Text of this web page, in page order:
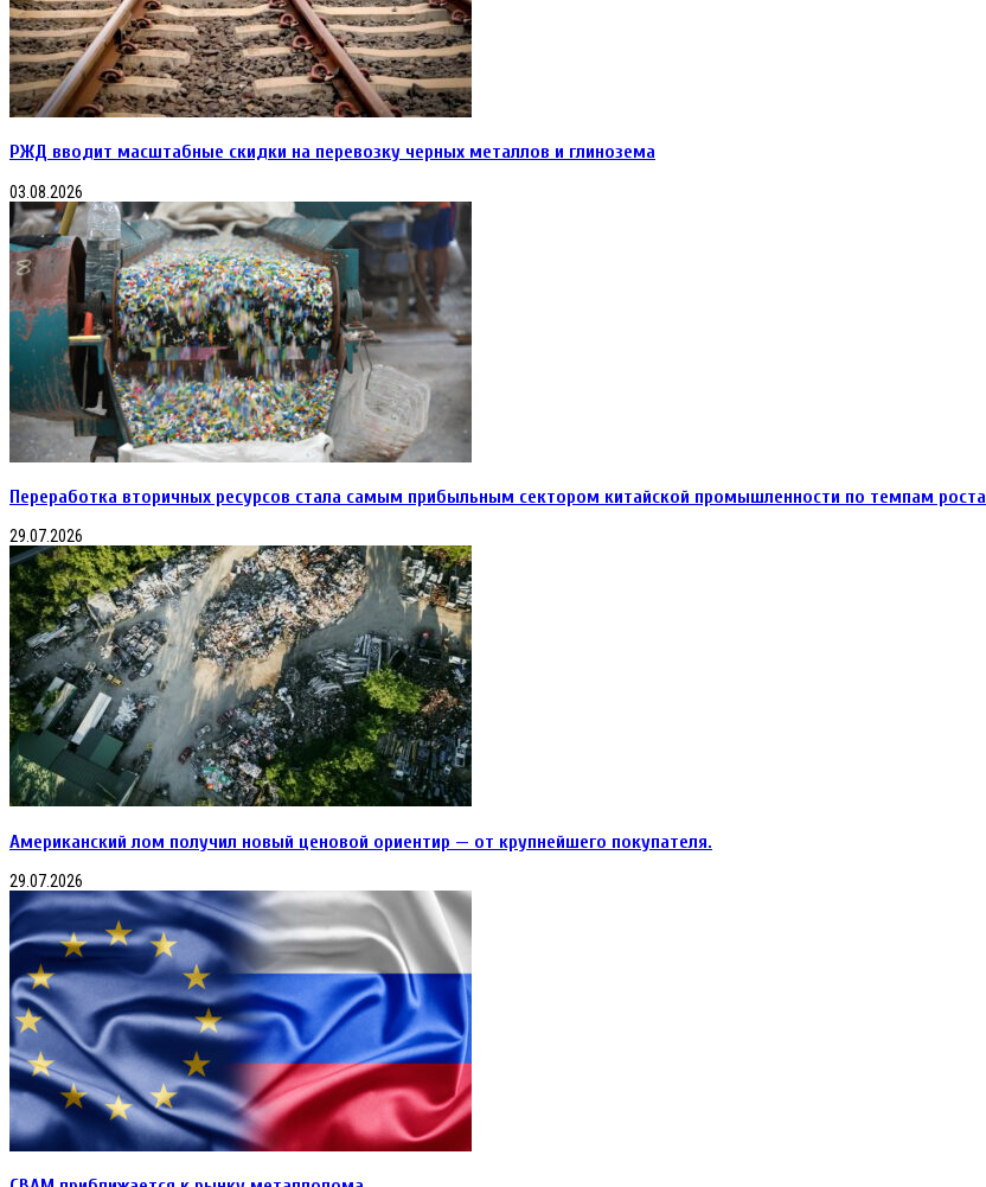
РЖД вводит масштабные скидки на перевозку черных металлов и глинозема
03.08.2026
Переработка вторичных ресурсов стала самым прибыльным сектором китайской промышленности по темпам роста
29.07.2026
Американский лом получил новый ценовой ориентир — от крупнейшего покупателя.
29.07.2026